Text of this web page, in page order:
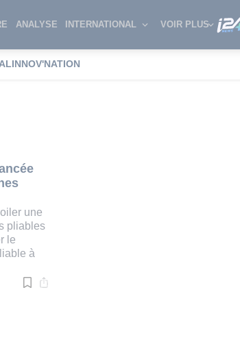
ANALYSE INTERNATIONAL VOIR PLUS
INNOV'NATION
une
pliables
le
à